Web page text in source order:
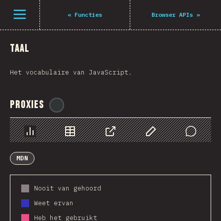
Open menu « Functies Browser APIs »
Taal
Het vocabulaire van JavaScript.
Proxies
Chart Data Share Customize Data
Comments
MDN
Nooit van gehoord
Weet ervan
Heb het gebruikt
Navigated to The State of JS 2021